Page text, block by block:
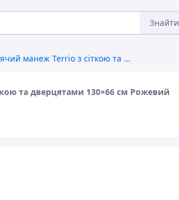
Знайти
Дитячий манеж Terrio з сіткою та дверцятами 130×66 см Рожевий
та дверцятами 130×66 см Рожевий